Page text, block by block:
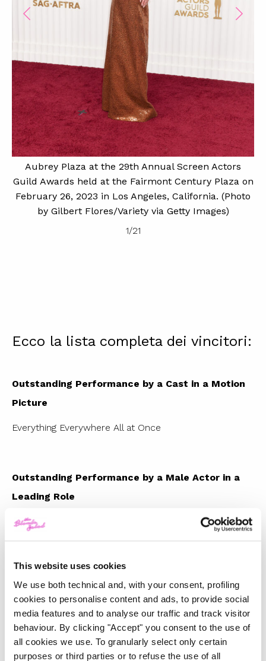
This website uses cookies
We use both technical and, with your consent, profiling
cookies to personalise content and ads, to provide social
media features and to analyse our traffic and track visitor
behaviour. By clicking "Accept" you consent to the use of
all cookies we use. To granularly select only certain
purposes or third parties or to refuse the use of all
Aubrey Plaza at the 29th Annual Screen Actors
Guild Awards held at the Fairmont Century Plaza on
February 26, 2023 in Los Angeles, California. (Photo
by Gilbert Flores/Variety via Getty Images)
1/21
Ecco la lista completa dei vincitori:
Outstanding Performance by a Cast in a Motion
Picture
Everything Everywhere All at Once
Outstanding Performance by a Male Actor in a
Leading Role
Brendan Fraser, The Whale
Outstanding Performance by a Female Actor in a
Leading Role
Michelle Yeoh, Everything Everywhere All at Once